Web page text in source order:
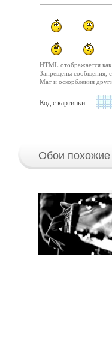
HTML отображается
Запрещены сообщения,
Мат и оскорбления
Код с картинки:
Обои похожие